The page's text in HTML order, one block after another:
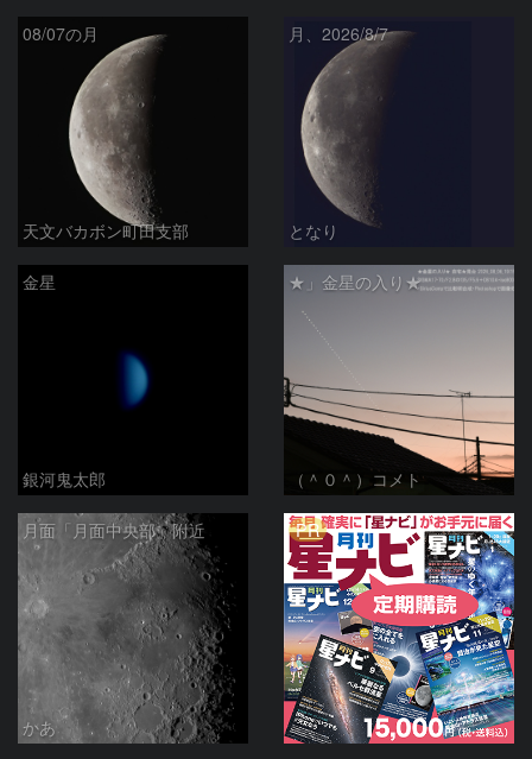
08/07の月
天文バカボン町田支部
月、2026/8/7
となり
金星
銀河鬼太郎
★」金星の入り★
（＾０＾）コメト
月面「月面中央部」附近
かあ
PR